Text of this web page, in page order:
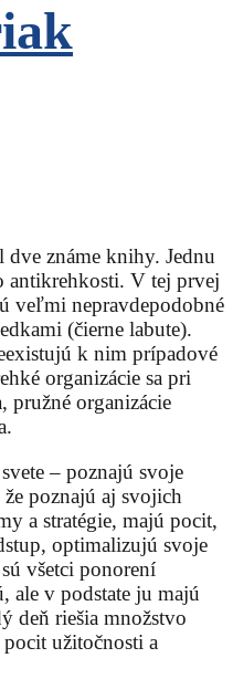
dve známe knihy. Jednu
antikrehkosti. V tej prvej
veľmi nepravdepodobné
(čierne labute).
k nim prípadové
organizácie sa pri
pružné organizácie
– poznajú svoje
poznajú aj svojich
a stratégie, majú pocit,
optimalizujú svoje
všetci ponorení
ale v podstate ju majú
deň riešia množstvo
užitočnosti a